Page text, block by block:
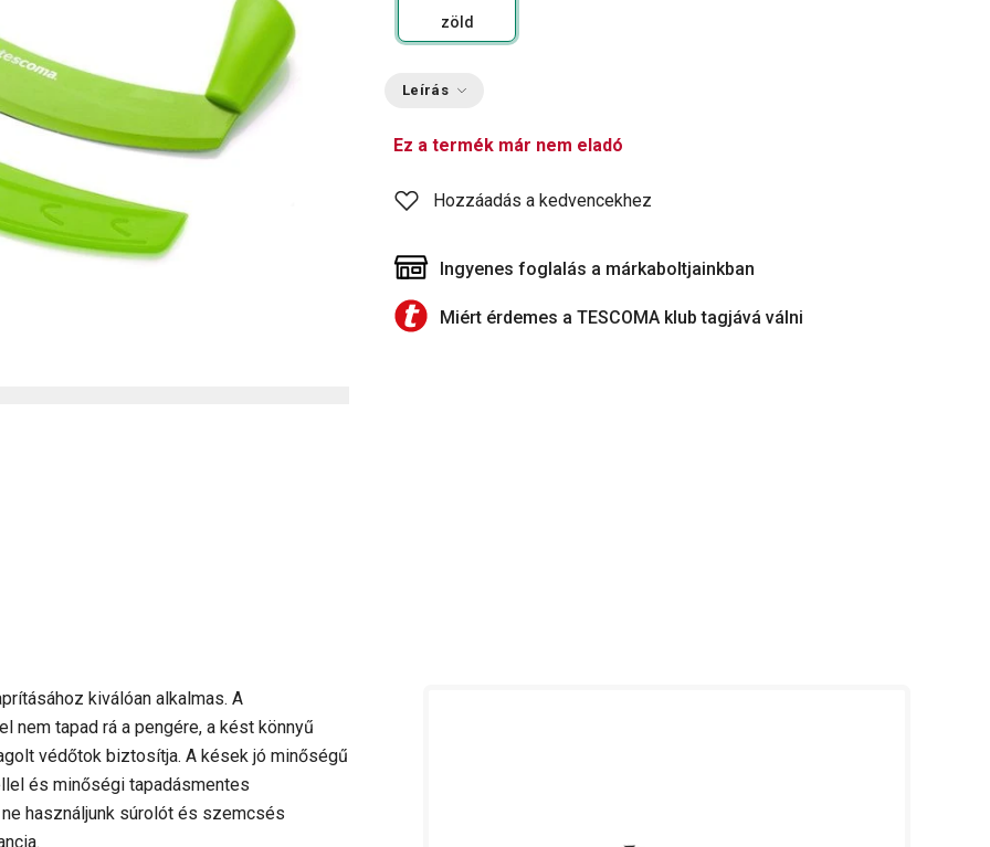
zöld
Leírás
Ez a termék már nem eladó
Hozzáadás a kedvencekhez
Ingyenes foglalás a márkaboltjainkban
Miért érdemes a TESCOMA klub tagjává válni
kiválóan alkalmas. A
nem tapad rá a pengére, a kést könnyű
védőtok biztosítja. A kések jó minőségű
és minőségi tapadásmentes
használjunk súrolót és szemcsés